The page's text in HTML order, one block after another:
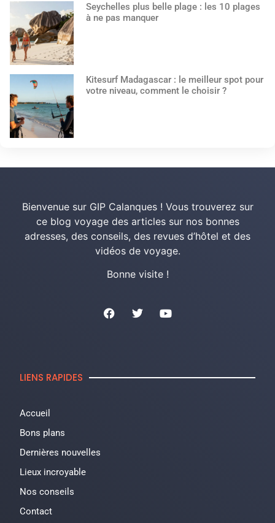
Seychelles plus belle plage : les 10 plages
à ne pas manquer
Kitesurf Madagascar : le meilleur spot pour
votre niveau, comment le choisir ?
Bienvenue sur GIP Calanques ! Vous trouverez sur
ce blog voyage des articles sur nos bonnes
adresses, des conseils, des revues d’hôtel et des
vidéos de voyage.
Bonne visite !
LIENS RAPIDES
Accueil
Bons plans
Dernières nouvelles
Lieux incroyable
Nos conseils
Contact